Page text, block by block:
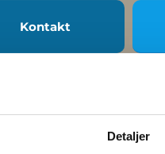
Detaljer
Kontakt